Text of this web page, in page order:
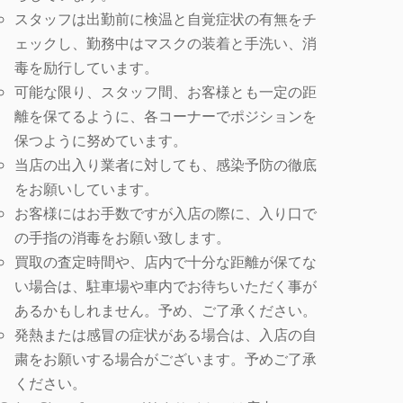
スタッフは出勤前に検温と自覚症状の有無をチ
ェックし、勤務中はマスクの装着と手洗い、消
毒を励行しています。
可能な限り、スタッフ間、お客様とも一定の距
離を保てるように、各コーナーでポジションを
保つように努めています。
当店の出入り業者に対しても、感染予防の徹底
をお願いしています。
お客様にはお手数ですが入店の際に、入り口で
の手指の消毒をお願い致します。
買取の査定時間や、店内で十分な距離が保てな
い場合は、駐車場や車内でお待ちいただく事が
あるかもしれません。予め、ご了承ください。
発熱または感冒の症状がある場合は、入店の自
粛をお願いする場合がございます。予めご了承
ください。